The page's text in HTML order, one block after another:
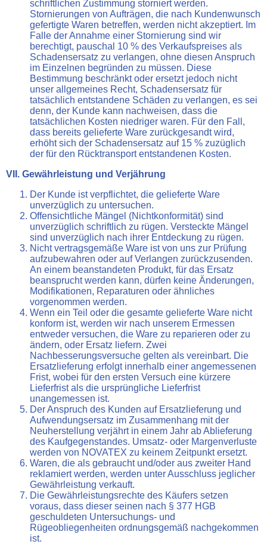
schriftlichen Zustimmung storniert werden.
Stornierungen von Aufträgen, die nach Kundenwunsch
gefertigte Waren betreffen, werden nicht akzeptiert. Im
Falle der Annahme einer Stornierung sind wir
berechtigt, pauschal 10 % des Verkaufspreises als
Schadensersatz zu verlangen, ohne diesen Anspruch
im Einzelnen begründen zu müssen. Diese
Bestimmung beschränkt oder ersetzt jedoch nicht
unser allgemeines Recht, Schadensersatz für
tatsächlich entstandene Schäden zu verlangen, es sei
denn, der Kunde kann nachweisen, dass die
tatsächlichen Kosten niedriger waren. Für den Fall,
dass bereits gelieferte Ware zurückgesandt wird,
erhöht sich der Schadensersatz auf 15 % zuzüglich
der für den Rücktransport entstandenen Kosten.
VII. Gewährleistung und Verjährung
Der Kunde ist verpflichtet, die gelieferte Ware
unverzüglich zu untersuchen.
Offensichtliche Mängel (Nichtkonformität) sind
unverzüglich schriftlich zu rügen. Versteckte Mängel
sind unverzüglich nach ihrer Entdeckung zu rügen.
Nicht vertragsgemäße Ware ist von uns zur Prüfung
aufzubewahren oder auf Verlangen zurückzusenden.
An einem beanstandeten Produkt, für das Ersatz
beansprucht werden kann, dürfen keine Änderungen,
Modifikationen, Reparaturen oder ähnliches
vorgenommen werden.
Wenn ein Teil oder die gesamte gelieferte Ware nicht
konform ist, werden wir nach unserem Ermessen
entweder versuchen, die Ware zu reparieren oder zu
ändern, oder Ersatz liefern. Zwei
Nachbesserungsversuche gelten als vereinbart. Die
Ersatzlieferung erfolgt innerhalb einer angemessenen
Frist, wobei für den ersten Versuch eine kürzere
Lieferfrist als die ursprüngliche Lieferfrist
unangemessen ist.
Der Anspruch des Kunden auf Ersatzlieferung und
Aufwendungsersatz im Zusammenhang mit der
Neuherstellung verjährt in einem Jahr ab Ablieferung
des Kaufgegenstandes. Umsatz- oder Margenverluste
werden von NOVATEX zu keinem Zeitpunkt ersetzt.
Waren, die als gebraucht und/oder aus zweiter Hand
reklamiert werden, werden unter Ausschluss jeglicher
Gewährleistung verkauft.
Die Gewährleistungsrechte des Käufers setzen
voraus, dass dieser seinen nach § 377 HGB
geschuldeten Untersuchungs- und
Rügeobliegenheiten ordnungsgemäß nachgekommen
ist.